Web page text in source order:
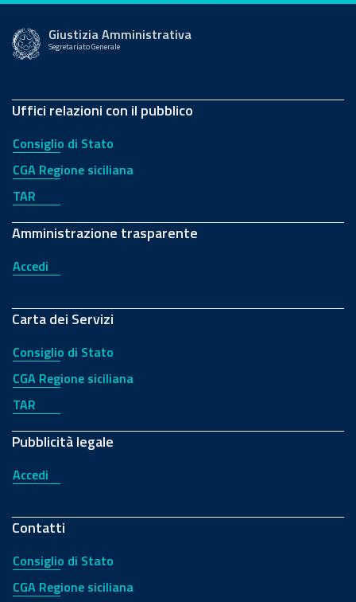
Giustizia Amministrativa
Segretariato Generale
Uffici relazioni con il pubblico
Consiglio di Stato
CGA Regione siciliana
TAR
Amministrazione trasparente
Accedi
Carta dei Servizi
Consiglio di Stato
CGA Regione siciliana
TAR
Pubblicità legale
Accedi
Contatti
Consiglio di Stato
CGA Regione siciliana